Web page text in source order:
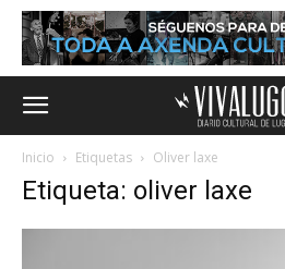
Inicio Etiquetas Oliver laxe
Etiqueta: oliver laxe